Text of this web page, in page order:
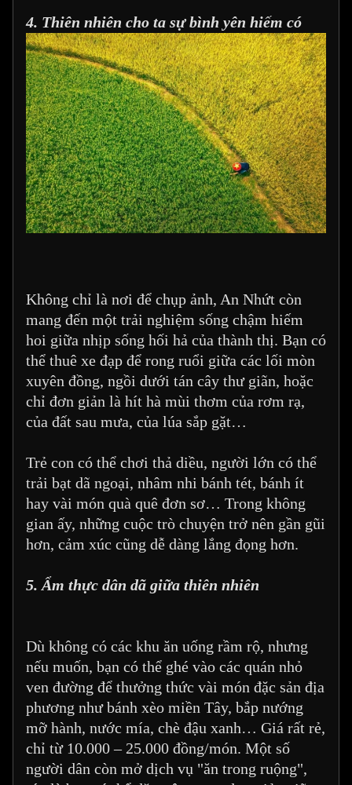
4. Thiên nhiên cho ta sự bình yên hiếm có
Không chỉ là nơi để chụp ảnh, An Nhứt còn
mang đến một trải nghiệm sống chậm hiếm
hoi giữa nhịp sống hối hả của thành thị. Bạn có
thể thuê xe đạp để rong ruổi giữa các lối mòn
xuyên đồng, ngồi dưới tán cây thư giãn, hoặc
chỉ đơn giản là hít hà mùi thơm của rơm rạ,
của đất sau mưa, của lúa sắp gặt…
Trẻ con có thể chơi thả diều, người lớn có thể
trải bạt dã ngoại, nhâm nhi bánh tét, bánh ít
hay vài món quà quê đơn sơ… Trong không
gian ấy, những cuộc trò chuyện trở nên gần gũi
hơn, cảm xúc cũng dễ dàng lắng đọng hơn.
5. Ẩm thực dân dã giữa thiên nhiên
Dù không có các khu ăn uống rầm rộ, nhưng
nếu muốn, bạn có thể ghé vào các quán nhỏ
ven đường để thưởng thức vài món đặc sản địa
phương như bánh xèo miền Tây, bắp nướng
mỡ hành, nước mía, chè đậu xanh… Giá rất rẻ,
chỉ từ 10.000 – 25.000 đồng/món. Một số
người dân còn mở dịch vụ "ăn trong ruộng",